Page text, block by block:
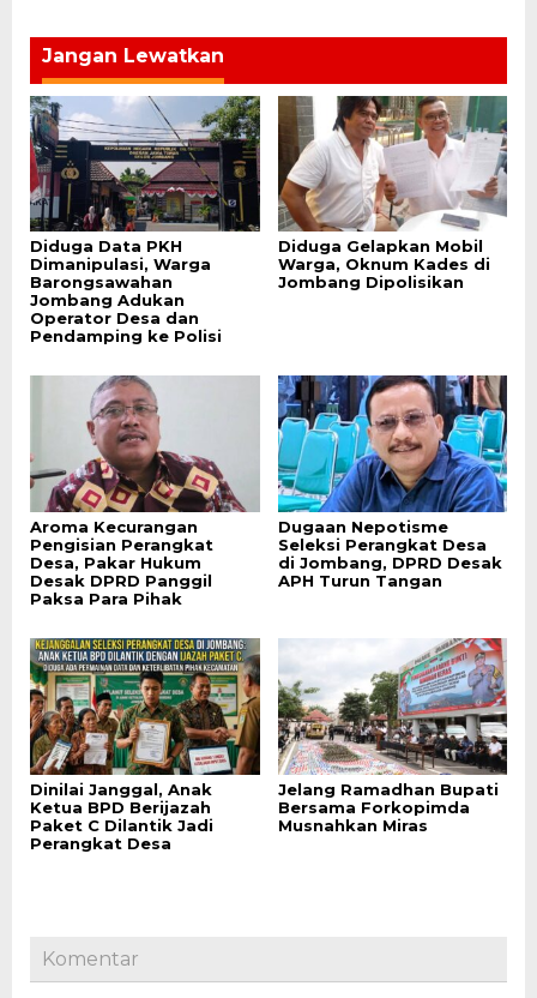
Jangan Lewatkan
Diduga Data PKH
Dimanipulasi, Warga
Barongsawahan
Jombang Adukan
Operator Desa dan
Pendamping ke Polisi
Diduga Gelapkan Mobil
Warga, Oknum Kades di
Jombang Dipolisikan
Aroma Kecurangan
Pengisian Perangkat
Desa, Pakar Hukum
Desak DPRD Panggil
Paksa Para Pihak
Dugaan Nepotisme
Seleksi Perangkat Desa
di Jombang, DPRD Desak
APH Turun Tangan
Dinilai Janggal, Anak
Ketua BPD Berijazah
Paket C Dilantik Jadi
Perangkat Desa
Jelang Ramadhan Bupati
Bersama Forkopimda
Musnahkan Miras
Komentar